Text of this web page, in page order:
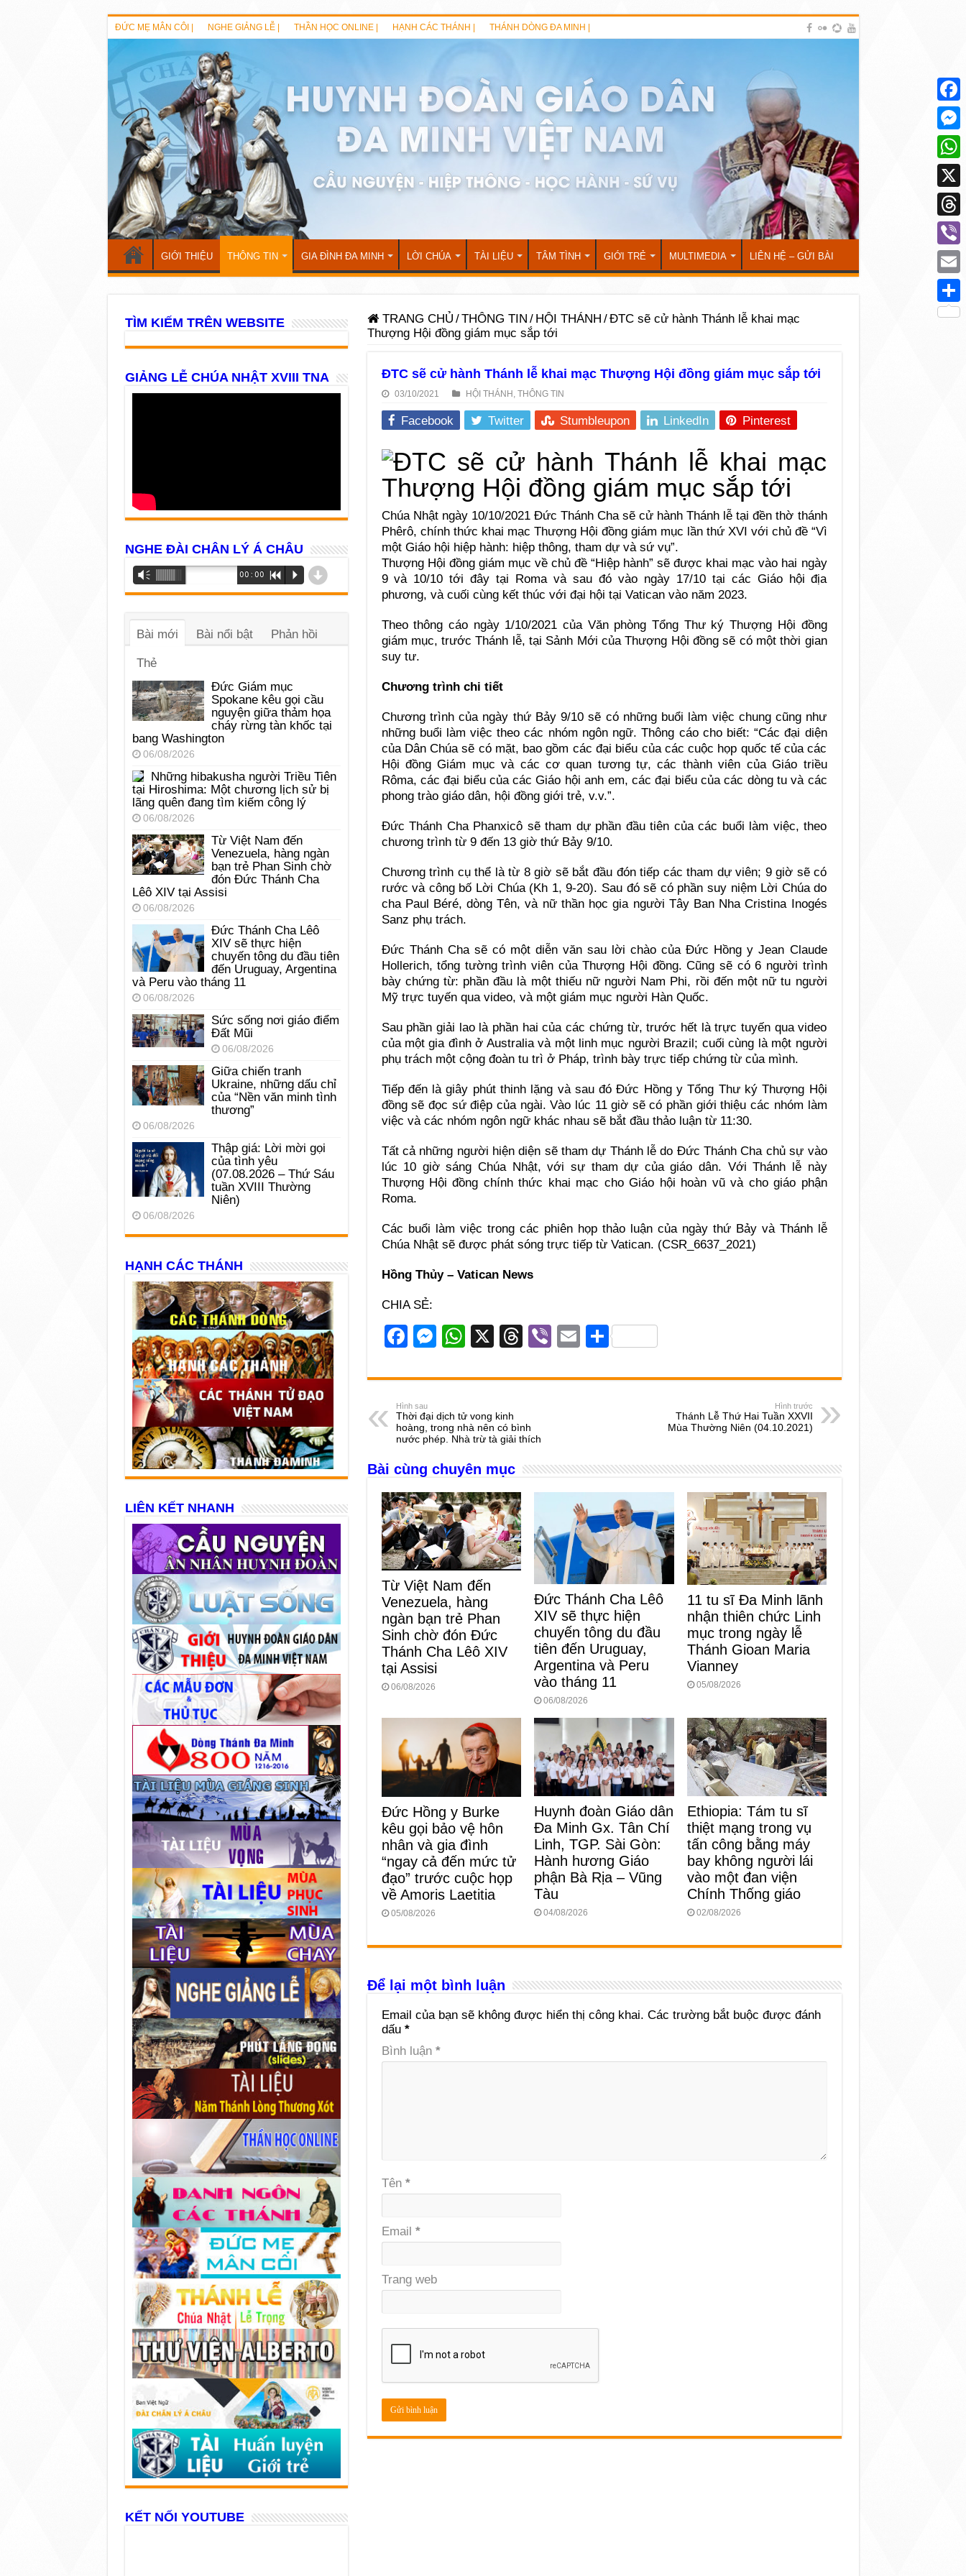
ĐỨC MẸ MÂN CÔI | NGHE GIẢNG LỄ | THẦN HỌC ONLINE | HẠNH CÁC THÁNH | THÁNH DÒNG ĐA MINH |
GIỚI THIỆU THÔNG TIN GIA ĐÌNH ĐA MINH LỜI CHÚA TÀI LIỆU TÂM TÌNH GIỚI TRẺ MULTIMEDIA LIÊN HỆ – GỬI BÀI
TRANG CHỦ /THÔNG TIN / HỘI THÁNH /ĐTC sẽ cử hành Thánh lễ khai mạc
Thượng Hội đồng giám mục sắp tới
ĐTC sẽ cử hành Thánh lễ khai mạc Thượng Hội đồng giám mục sắp tới
03/10/2021 HỘI THÁNH , THÔNG TIN
Facebook Twitter Stumbleupon LinkedIn Pinterest
Chúa Nhật ngày 10/10/2021 Đức Thánh Cha sẽ cử hành Thánh lễ tại đền thờ thánh
Phêrô, chính thức khai mạc Thượng Hội đồng giám mục lần thứ XVI với chủ đề “Vì
một Giáo hội hiệp hành: hiệp thông, tham dự và sứ vụ”.
Thượng Hội đồng giám mục về chủ đề “Hiệp hành” sẽ được khai mạc vào hai ngày
9 và 10/10 tới đây tại Roma và sau đó vào ngày 17/10 tại các Giáo hội địa
phương, và cuối cùng kết thúc với đại hội tại Vatican vào năm 2023.
Theo thông cáo ngày 1/10/2021 của Văn phòng Tổng Thư ký Thượng Hội đồng
giám mục, trước Thánh lễ, tại Sảnh Mới của Thượng Hội đồng sẽ có một thời gian
suy tư.
Chương trình chi tiết
Chương trình của ngày thứ Bảy 9/10 sẽ có những buổi làm việc chung cũng như
những buổi làm việc theo các nhóm ngôn ngữ. Thông cáo cho biết: “Các đại diện
của Dân Chúa sẽ có mặt, bao gồm các đại biểu của các cuộc họp quốc tế của các
Hội đồng Giám mục và các cơ quan tương tự, các thành viên của Giáo triều
Rôma, các đại biểu của các Giáo hội anh em, các đại biểu của các dòng tu và các
phong trào giáo dân, hội đồng giới trẻ, v.v.”.
Đức Thánh Cha Phanxicô sẽ tham dự phần đầu tiên của các buổi làm việc, theo
chương trình từ 9 đến 13 giờ thứ Bảy 9/10.
Chương trình cụ thể là từ 8 giờ sẽ bắt đầu đón tiếp các tham dự viên; 9 giờ sẽ có
rước và công bố Lời Chúa (Kh 1, 9-20). Sau đó sẽ có phần suy niệm Lời Chúa do
cha Paul Béré, dòng Tên, và nữ thần học gia người Tây Ban Nha Cristina Inogés
Sanz phụ trách.
Đức Thánh Cha sẽ có một diễn văn sau lời chào của Đức Hồng y Jean Claude
Hollerich, tổng tường trình viên của Thượng Hội đồng. Cũng sẽ có 6 người trình
bày chứng từ: phần đầu là một thiếu nữ người Nam Phi, rồi đến một nữ tu người
Mỹ trực tuyến qua video, và một giám mục người Hàn Quốc.
Sau phần giải lao là phần hai của các chứng từ, trước hết là trực tuyến qua video
của một gia đình ở Australia và một linh mục người Brazil; cuối cùng là một người
phụ trách một cộng đoàn tu trì ở Pháp, trình bày trực tiếp chứng từ của mình.
Tiếp đến là giây phút thinh lặng và sau đó Đức Hồng y Tổng Thư ký Thượng Hội
đồng sẽ đọc sứ điệp của ngài. Vào lúc 11 giờ sẽ có phần giới thiệu các nhóm làm
việc và các nhóm ngôn ngữ khác nhau sẽ bắt đầu thảo luận từ 11:30.
Tất cả những người hiện diện sẽ tham dự Thánh lễ do Đức Thánh Cha chủ sự vào
lúc 10 giờ sáng Chúa Nhật, với sự tham dự của giáo dân. Với Thánh lễ này
Thượng Hội đồng chính thức khai mạc cho Giáo hội hoàn vũ và cho giáo phận
Roma.
Các buổi làm việc trong các phiên họp thảo luận của ngày thứ Bảy và Thánh lễ
Chúa Nhật sẽ được phát sóng trực tiếp từ Vatican. (CSR_6637_2021)
Hồng Thủy – Vatican News
CHIA SẺ:
F
c
e
b
o
o
k
M
ss
n
g
er
W
at
A
p
p
X
T
e
d
s
Vi
er
E
ail
S
ar
Hình sau
Thời đại dịch tử vong kinh
hoàng, trong nhà nên có bình
nước phép. Nhà trừ tà giải thích
Hình trước
Thánh Lễ Thứ Hai Tuần XXVII
Mùa Thường Niên (04.10.2021)
Bài cùng chuyên mục
Từ Việt Nam đến
Venezuela, hàng
ngàn bạn trẻ Phan
Sinh chờ đón Đức
Thánh Cha Lêô XIV
tại Assisi
06/08/2026
Đức Thánh Cha Lêô
XIV sẽ thực hiện
chuyến tông du đầu
tiên đến Uruguay,
Argentina và Peru
vào tháng 11
06/08/2026
11 tu sĩ Đa Minh lãnh
nhận thiên chức Linh
mục trong ngày lễ
Thánh Gioan Maria
Vianney
05/08/2026
Đức Hồng y Burke
kêu gọi bảo vệ hôn
nhân và gia đình
“ngay cả đến mức tử
đạo” trước cuộc họp
về Amoris Laetitia
05/08/2026
Huynh đoàn Giáo dân
Đa Minh Gx. Tân Chí
Linh, TGP. Sài Gòn:
Hành hương Giáo
phận Bà Rịa – Vũng
Tàu
04/08/2026
Ethiopia: Tám tu sĩ
thiệt mạng trong vụ
tấn công bằng máy
bay không người lái
vào một đan viện
Chính Thống giáo
02/08/2026
Để lại một bình luận
Email của bạn sẽ không được hiển thị công khai. Các trường bắt buộc được đánh
dấu *
Bình luận *
Tên *
Email *
Trang web
TÌM KIẾM TRÊN WEBSITE
GIẢNG LỄ CHÚA NHẬT XVIII TNA
NGHE ĐÀI CHÂN LÝ Á CHÂU
Trình
phát
âm
Vm 00:00 R P d
Bài mới Bài nổi bật Phản hồi
Thẻ
Đức Giám mục
Spokane kêu gọi cầu
nguyện giữa thảm họa
cháy rừng tàn khốc tại
bang Washington
06/08/2026
Những hibakusha người Triều Tiên
tại Hiroshima: Một chương lịch sử bị
lãng quên đang tìm kiếm công lý
06/08/2026
Từ Việt Nam đến
Venezuela, hàng ngàn
bạn trẻ Phan Sinh chờ
đón Đức Thánh Cha
Lêô XIV tại Assisi
06/08/2026
Đức Thánh Cha Lêô
XIV sẽ thực hiện
chuyến tông du đầu tiên
đến Uruguay, Argentina
và Peru vào tháng 11
06/08/2026
Sức sống nơi giáo điểm
Đất Mũi
06/08/2026
Giữa chiến tranh
Ukraine, những dấu chỉ
của “Nền văn minh tình
thương”
06/08/2026
Thập giá: Lời mời gọi
của tình yêu
(07.08.2026 – Thứ Sáu
tuần XVIII Thường
Niên)
06/08/2026
HẠNH CÁC THÁNH
LIÊN KẾT NHANH
KẾT NỐI YOUTUBE
X
Viber